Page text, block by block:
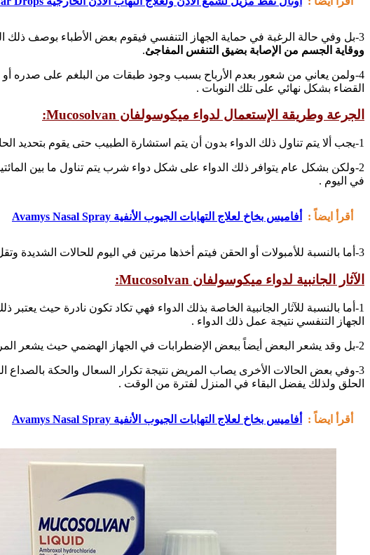
3-بل وفي حالة الرغبة في حماية الجهاز التنفسي فيقوم بعض الأطباء بوصف ذلك الدواء لكي يتم تجنب الإصابة بالمضاعفات الرئوية أثناء إجراء العمليات الجراحية خاصة في غرفة العناية المركزة فهو
ووقاية الجسم من الإصابة بضيق التنفس المفاجئ.
4-ولمن يعاني من شعور بعدم الأرباح بسبب وجود طبقات من البلغم على صدره أو
القضاء بشكل نهائي على تلك النوبات .
الجرعة وطريقة الإستعمال لدواء ميكوسولفان Mucosolvan:
1-يجب ألا يتم تناول ذلك الدواء بدون أن يتم استشارة الطبيب حتى يقوم بتحديد الحالة جيداً ومعرفة السبب الرئيسي وراء ضيق التنفس ومن ثم يتم تحديد الجرعة وإدخاله بعض العقاقير الأخرى بجانبه.
2-ولكن بشكل عام يتوافر ذلك الدواء على شكل دواء شرب يتم تناول ما بين
في اليوم .
أقرأ ايضاً : أفاميس بخاخ لعلاج التهابات الجيوب الأنفية Avamys Nasal Spray
3-أما بالنسبة للأمبولات أو الحقن فيتم أخذها مرتين في اليوم للحالات الشديدة وتقل الجرعة تدريجياً فيما بعد تى يتم القضاء بشكل نهائي على نوبات البلغم والسعال الشديد .
الآثار الجانبية لدواء ميكوسولفان Mucosolvan:
1-أما بالنسبة للآثار الجانبية الخاصة بذلك الدواء فهي تكاد تكون نادرة حيث
الجهاز التنفسي نتيجة عمل ذلك الدواء .
2-بل وقد يشعر البعض أيضاً ببعض الإضطرابات في الجهاز الهضمي حيث يشعر المريض بالرغبة في الغثيان والقيء والشعور بالإمتلاء وفقد الرغبة على تناول الطعام حتى يتم الانتهاء من كافة الجرعات .
3-وفي بعض الحالات الأخرى يصاب المريض نتيجة تكرار السعال والحكة بالصداع
الحلق ولذلك يفضل البقاء في المنزل لفترة من الوقت .
أقرأ ايضاً : أفاميس بخاخ لعلاج التهابات الجيوب الأنفية Avamys Nasal Spray